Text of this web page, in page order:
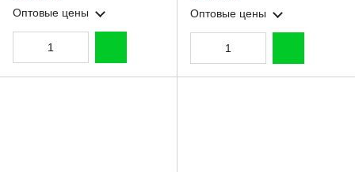
Оптовые цены
Redmi Note 9s темно-
зеленый (Полная защита
Оптовые цены